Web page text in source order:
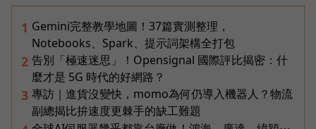
1 Gemini完整教學地圖！37篇實測整理，
Notebooks、Spark、提示詞架構全打包
2 告別「極速迷思」！Opensignal 國際評比揭密：什
麼才是 5G 時代的好網路？
3 專訪｜進貨沒變快，momo為何仍導入機器人？物流
副總揭比拚速度更棘手的缺工難題